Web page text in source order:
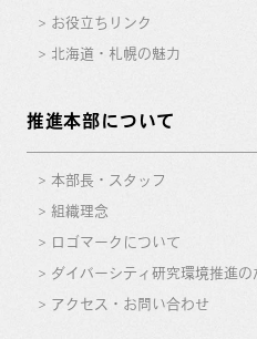
お役立ちリンク
北海道・札幌の魅力
推進本部について
本部長・スタッフ
組織理念
ロゴマークについて
ダイバーシティ研究環境推進
アクセス・お問い合わせ